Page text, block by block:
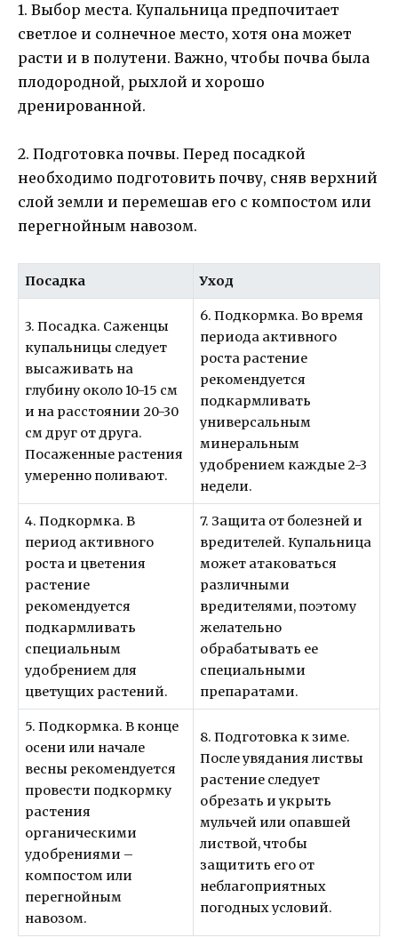
1. Выбор места. Купальница предпочитает
светлое и солнечное место, хотя она может
расти и в полутени. Важно, чтобы почва была
плодородной, рыхлой и хорошо
дренированной.
2. Подготовка почвы. Перед посадкой
необходимо подготовить почву, сняв верхний
слой земли и перемешав его с компостом или
перегнойным навозом.
Посадка Уход
3. Посадка. Саженцы
купальницы следует
высаживать на
глубину около 10-15 см
и на расстоянии 20-30
см друг от друга.
Посаженные растения
умеренно поливают.
6. Подкормка. Во время
периода активного
роста растение
рекомендуется
подкармливать
универсальным
минеральным
удобрением каждые 2-3
недели.
4. Подкормка. В
период активного
роста и цветения
растение
рекомендуется
подкармливать
специальным
удобрением для
цветущих растений.
7. Защита от болезней и
вредителей. Купальница
может атаковаться
различными
вредителями, поэтому
желательно
обрабатывать ее
специальными
препаратами.
5. Подкормка. В конце
осени или начале
весны рекомендуется
провести подкормку
растения
органическими
удобрениями –
компостом или
перегнойным
навозом.
8. Подготовка к зиме.
После увядания листвы
растение следует
обрезать и укрыть
мульчей или опавшей
листвой, чтобы
защитить его от
неблагоприятных
погодных условий.